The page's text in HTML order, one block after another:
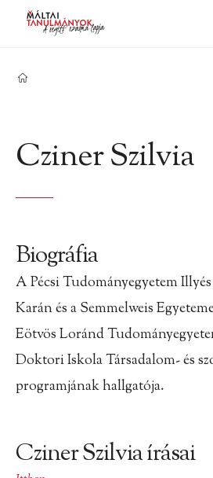
Cziner Szilvia
Biográfia
A Pécsi Tudományegyetem
Karán és a Semmelweis
Eötvös Loránd
Doktori Iskola Társadalom- és
programjának hallgatója.
Cziner Szilvia írásai